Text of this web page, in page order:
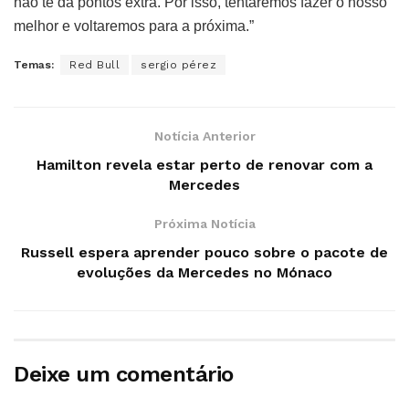
melhor e voltaremos para a próxima.”
Temas: Red Bull sergio pérez
Notícia Anterior
Hamilton revela estar perto de renovar com a
Mercedes
Próxima Notícia
Russell espera aprender pouco sobre o pacote de
evoluções da Mercedes no Mónaco
Deixe um comentário